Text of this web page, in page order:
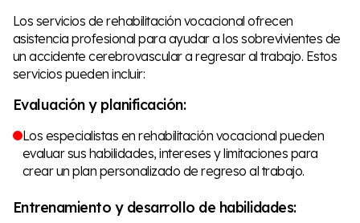
Los servicios de rehabilitación vocacional ofrecen
asistencia profesional para ayudar a los sobrevivientes de
un accidente cerebrovascular a regresar al trabajo. Estos
servicios pueden incluir:
Evaluación y planificación:
Los especialistas en rehabilitación vocacional pueden
evaluar sus habilidades, intereses y limitaciones para
crear un plan personalizado de regreso al trabajo.
Entrenamiento y desarrollo de habilidades: